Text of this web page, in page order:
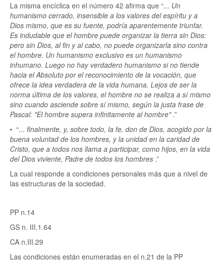
La misma encíclica en el número 42 afirma que “... Un
humanismo cerrado, insensible a los valores del espíritu y a
Dios mismo, que es su fuente, podría aparentemente triunfar.
Es indudable que el hombre puede organizar la tierra sin Dios:
pero sin Dios, al fin y al cabo, no puede organizarla sino contra
el hombre. Un humanismo exclusivo es un humanismo
inhumano. Luego no hay verdadero humanismo si no tiende
hacia el Absoluto por el reconocimiento de la vocación, que
ofrece la idea verdadera de la vida humana. Lejos de ser la
norma última de los valores, el hombre no se realiza a sí mismo
sino cuando asciende sobre sí mismo, según la justa frase de
Pascal: "El hombre supera infinitamente al hombre" .”
• “... finalmente, y, sobre todo, la fe, don de Dios, acogido por la
buena voluntad de los hombres, y la unidad en la caridad de
Cristo, que a todos nos llama a participar, como hijos, en la vida
del Dios viviente, Padre de todos los hombres .”
La cual responde a condiciones personales más que a nivel de
las estructuras de la sociedad.
PP n.14
GS n. III.1.64
CA n.III.29
Las condiciones están enumeradas en el n.21 de la PP